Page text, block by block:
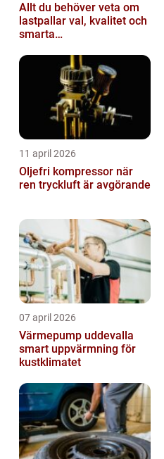
Allt du behöver veta om
lastpallar val, kvalitet och
smarta
11 april 2026
Oljefri kompressor när
ren tryckluft är avgörande
07 april 2026
Värmepump uddevalla
smart uppvärmning för
kustklimatet